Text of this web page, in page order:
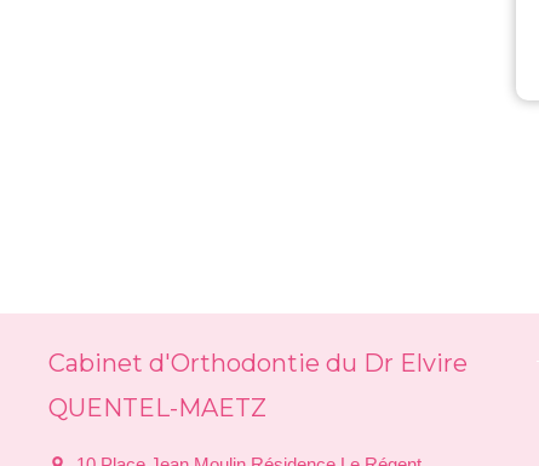
Cabinet d'Orthodontie du Dr Elvire
QUENTEL-MAETZ